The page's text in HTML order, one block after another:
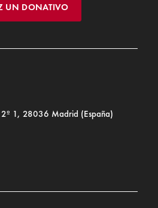
UN DONATIVO
1, 28036 Madrid (España)